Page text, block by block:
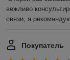
вежливо
связи, я
Покупатель